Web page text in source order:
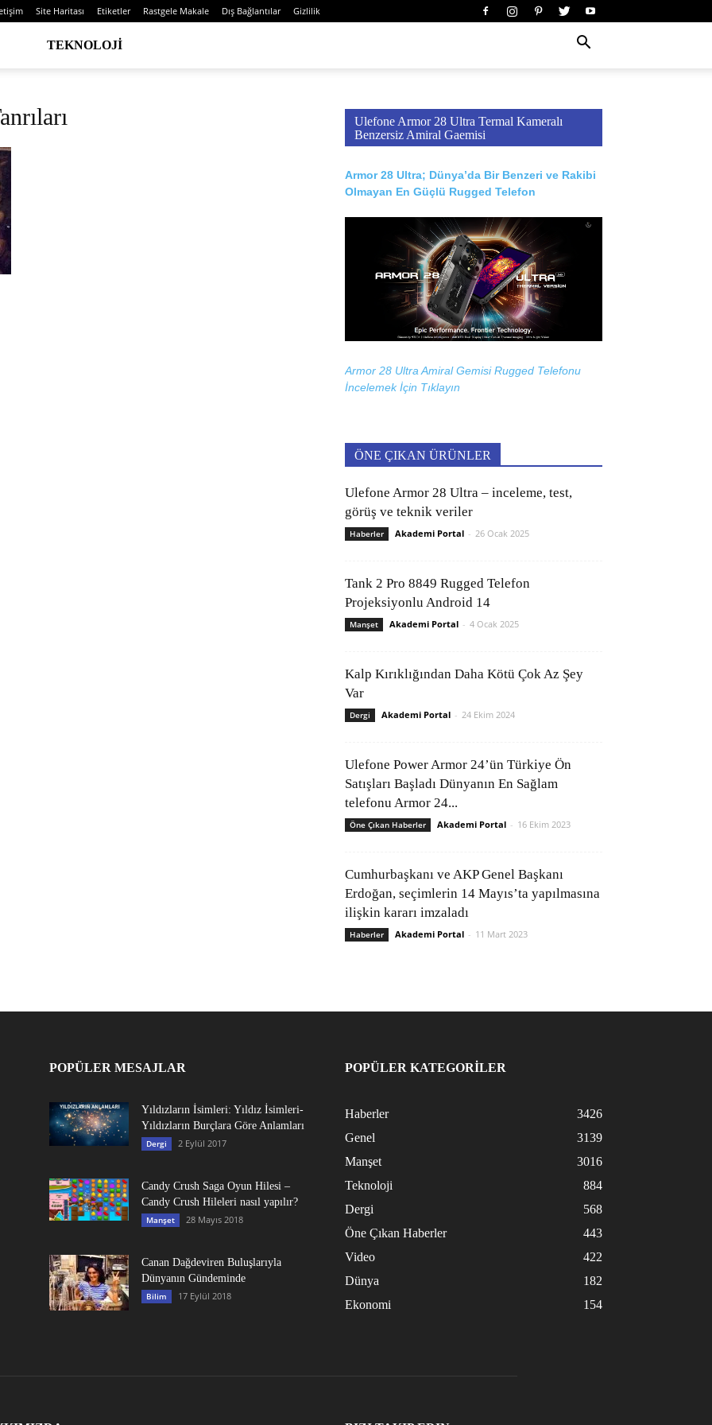
Site Haritası Etiketler Rastgele Makale Dış Bağlantılar Gizlilik
TEKNOLOJI
Ulefone Armor 28 Ultra Termal Kameralı
Benzersiz Amiral Gaemisi
Armor 28 Ultra; Dünya’da Bir Benzeri ve Rakibi
Olmayan En Güçlü Rugged Telefon
Armor 28 Ultra Amiral Gemisi Rugged Telefonu
İncelemek İçin Tıklayın
ÖNE ÇIKAN ÜRÜNLER
Ulefone Armor 28 Ultra – inceleme, test,
görüş ve teknik veriler
Haberler Akademi Portal - 26 Ocak 2025
Tank 2 Pro 8849 Rugged Telefon
Projeksiyonlu Android 14
Manşet Akademi Portal - 4 Ocak 2025
Kalp Kırıklığından Daha Kötü Çok Az Şey
Var
Dergi Akademi Portal - 24 Ekim 2024
Ulefone Power Armor 24’ün Türkiye Ön
Satışları Başladı Dünyanın En Sağlam
telefonu Armor 24...
Öne Çıkan Haberler Akademi Portal - 16 Ekim 2023
Cumhurbaşkanı ve AKP Genel Başkanı
Erdoğan, seçimlerin 14 Mayıs’ta yapılmasına
ilişkin kararı imzaladı
Haberler Akademi Portal - 11 Mart 2023
POPÜLER MESAJLAR
Yıldızların İsimleri: Yıldız İsimleri-
Yıldızların Burçlara Göre Anlamları
Dergi 2 Eylül 2017
Candy Crush Saga Oyun Hilesi –
Candy Crush Hileleri nasıl yapılır?
Manşet 28 Mayıs 2018
Canan Dağdeviren Buluşlarıyla
Dünyanın Gündeminde
Bilim 17 Eylül 2018
POPÜLER KATEGORİLER
Haberler
3426
Genel
3139
Manşet
3016
Teknoloji
884
Dergi
568
Öne Çıkan Haberler
443
Video
422
Dünya
182
Ekonomi
154